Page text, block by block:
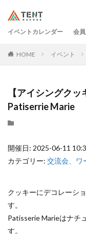
イベントカレンダー 会
HOME イベント
【アイシングクッ
Patiserrie Marie
開催日: 2025-06-11
カテゴリー: 交流会、ワ
クッキーにデコレーシ
す。
Patisserie Marieはナチ
す。